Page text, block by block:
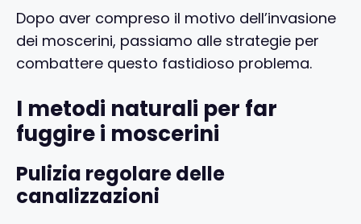
Dopo aver compreso il motivo dell’invasione
dei moscerini, passiamo alle strategie per
combattere questo fastidioso problema.
I metodi naturali per far
fuggire i moscerini
Pulizia regolare delle
canalizzazioni